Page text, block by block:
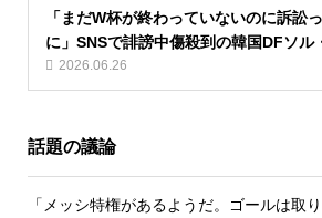
「まだW杯が終わっていないのに訴訟
に」SNSで誹謗中傷殺到の韓国DFソル
2026.06.26
話題の議論
「メッシ特権があるようだ。ゴールは取